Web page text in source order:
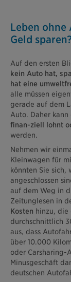
Leben
Geld
Auf den ersten
kein Auto hat,
hat eine
alle müssen
gerade auf dem
Auto. Daher kann
finan-ziell lohnt
werden.
Nehmen wir
Kleinwagen für
könnten Sie sich,
angeschlossen
auf dem Weg in
Zeitunglesen in
Kosten hinzu, die
durchschnittlich
aus, dass
über 10.000
oder Carsharing-
Minusgeschäft
deutschen